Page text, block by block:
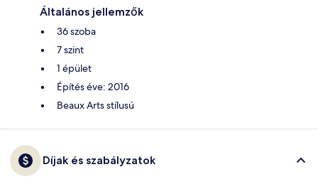
Általános jellemzők
36 szoba
7 szint
1 épület
Építés éve: 2016
Beaux Arts stílusú
Díjak és szabályzatok